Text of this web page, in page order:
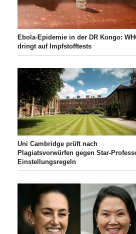
Ebola-Epidemie in der DR Kongo:
dringt auf Impfstofftests
Uni Cambridge prüft nach
Plagiatsvorwürfen gegen Star-
Einstellungsregeln